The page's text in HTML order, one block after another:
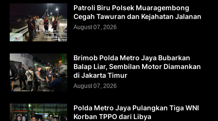
Patroli Biru Polsek Muaragembong
Cegah Tawuran dan Kejahatan Jalanan
August 07, 2026
Brimob Polda Metro Jaya Bubarkan
Balap Liar, Sembilan Motor Diamankan
di Jakarta Timur
August 07, 2026
Polda Metro Jaya Pulangkan Tiga WNI
Korban TPPO dari Libya